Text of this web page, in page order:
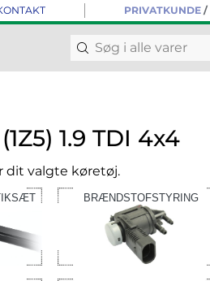
PRIVATKUNDE/
1.9 TDI 4x4
dit valgte køretøj.
BRÆNDSTOFSTYRING